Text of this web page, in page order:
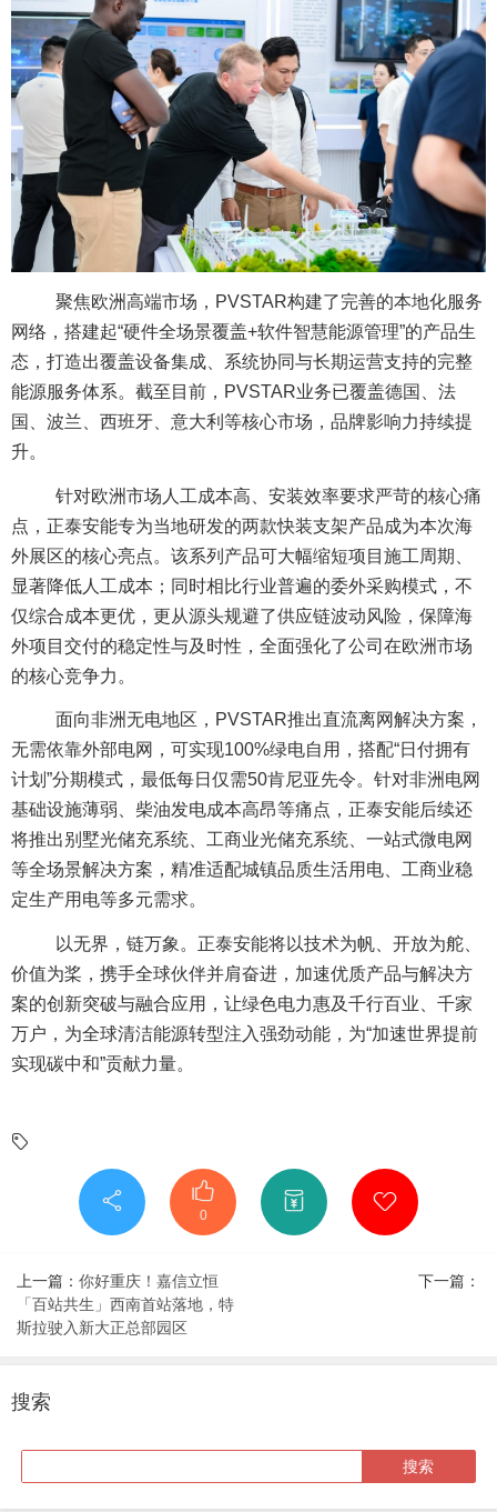
聚焦欧洲高端市场，PVSTAR构建了完善的本地化服务
网络，搭建起“硬件全场景覆盖+软件智慧能源管理”的产品生
态，打造出覆盖设备集成、系统协同与长期运营支持的完整
能源服务体系。截至目前，PVSTAR业务已覆盖德国、法
国、波兰、西班牙、意大利等核心市场，品牌影响力持续提
升。
针对欧洲市场人工成本高、安装效率要求严苛的核心痛
点，正泰安能专为当地研发的两款快装支架产品成为本次海
外展区的核心亮点。该系列产品可大幅缩短项目施工周期、
显著降低人工成本；同时相比行业普遍的委外采购模式，不
仅综合成本更优，更从源头规避了供应链波动风险，保障海
外项目交付的稳定性与及时性，全面强化了公司在欧洲市场
的核心竞争力。
面向非洲无电地区，PVSTAR推出直流离网解决方案，
无需依靠外部电网，可实现100%绿电自用，搭配“日付拥有
计划”分期模式，最低每日仅需50肯尼亚先令。针对非洲电网
基础设施薄弱、柴油发电成本高昂等痛点，正泰安能后续还
将推出别墅光储充系统、工商业光储充系统、一站式微电网
等全场景解决方案，精准适配城镇品质生活用电、工商业稳
定生产用电等多元需求。
以无界，链万象。正泰安能将以技术为帆、开放为舵、
价值为桨，携手全球伙伴并肩奋进，加速优质产品与解决方
案的创新突破与融合应用，让绿色电力惠及千行百业、千家
万户，为全球清洁能源转型注入强劲动能，为“加速世界提前
实现碳中和”贡献力量。
0
上一篇： 你好重庆！嘉信立恒
「百站共生」西南首站落地，特
斯拉驶入新大正总部园区
下一篇：
搜索